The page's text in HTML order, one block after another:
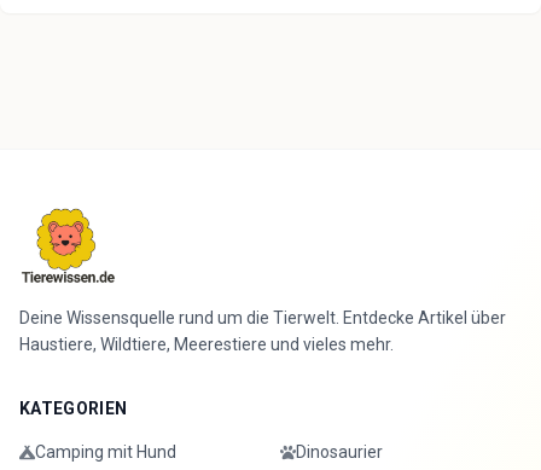
Deine Wissensquelle rund um die Tierwelt. Entdecke Artikel über
Haustiere, Wildtiere, Meerestiere und vieles mehr.
KATEGORIEN
Camping mit Hund
Dinosaurier